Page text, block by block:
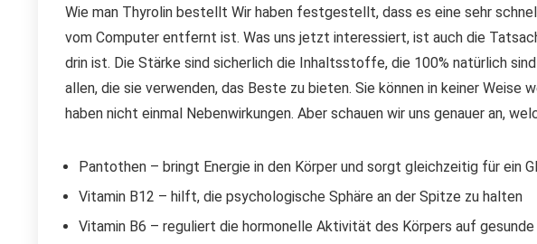
Wie man Thyrolin bestellt Wir haben festgestellt, dass es eine sehr
vom Computer entfernt ist. Was uns jetzt interessiert, ist auch die
drin ist. Die Stärke sind sicherlich die Inhaltsstoffe, die 100% natürlich
allen, die sie verwenden, das Beste zu bieten. Sie können in keiner Weise
haben nicht einmal Nebenwirkungen. Aber schauen wir uns genauer an,
Pantothen – bringt Energie in den Körper und sorgt gleichzeitig für ein
Vitamin B12 – hilft, die psychologische Sphäre an der Spitze zu halten
Vitamin B6 – reguliert die hormonelle Aktivität des Körpers auf gesunde